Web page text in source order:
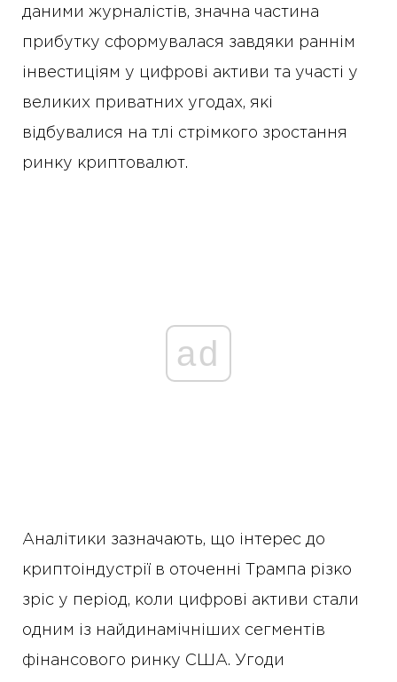
даними журналістів, значна частина
прибутку сформувалася завдяки раннім
інвестиціям у цифрові активи та участі у
великих приватних угодах, які
відбувалися на тлі стрімкого зростання
ринку криптовалют.
ad
Аналітики зазначають, що інтерес до
криптоіндустрії в оточенні Трампа різко
зріс у період, коли цифрові активи стали
одним із найдинамічніших сегментів
фінансового ринку США. Угоди